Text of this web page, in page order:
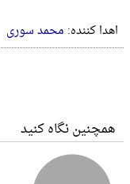
اهدا کننده: محمد سوری
همچنین نگاه کنید